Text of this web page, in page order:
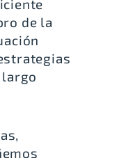
de la